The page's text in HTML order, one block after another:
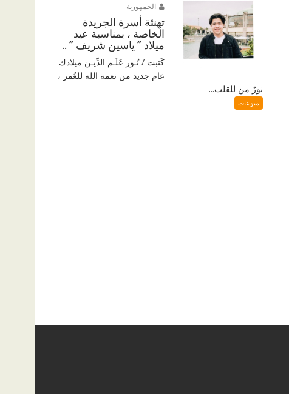
الجمهورية
تهنئة أسرة الجريدة
الخاصة ، بمناسبة عيد
ميلاد ” ياسين شريف ” ..
كَتبت / نُـور عَلَـم الدِّيـن ميلادك
عام جديد من نعمة الله للعُمر ،
نورٌ من للقلب...
منوعات